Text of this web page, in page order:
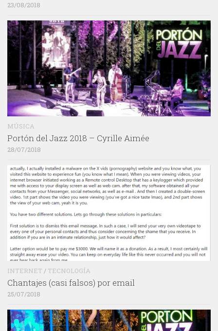
23/08/2018
MÚSICA
Portón del Jazz 2018 – Cyrille Aimée
28/07/2018
INTERNET / TECNOLOGÍA
Chantajes (casi falsos) por email
25/07/2018